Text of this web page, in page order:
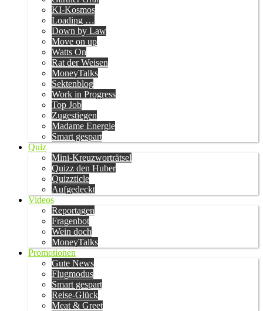
KI-Kosmos
Loading …
Down by Law
Move on up
Watts On
Rat der Weisen
MoneyTalks
Sektenblog
Work in Progress
Top Job
Zugestiegen
Madame Energie
Smart gespart
Quiz
Mini-Kreuzworträtsel
Quizz den Huber
Quizzticle
Aufgedeckt
Videos
Reportagen
Fragenbot
Wein doch
MoneyTalks
Promotionen
Gute News
Flugmodus
Smart gespart
Reise-Glück
Meat & Greet